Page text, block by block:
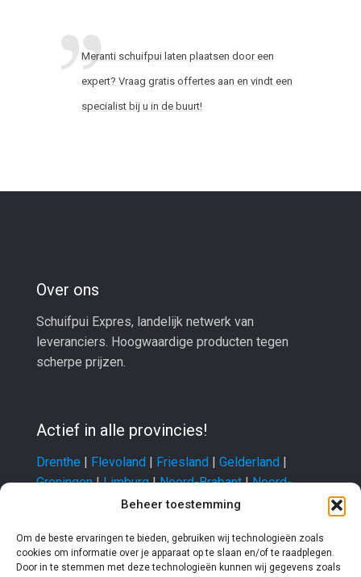
Beheer toestemming
Om de beste ervaringen te bieden, gebruiken wij technologieën zoals
cookies om informatie over je apparaat op te slaan en/of te raadplegen.
Door in te stemmen met deze technologieën kunnen wij gegevens zoals
Meranti schuifpui laten plaatsen door een
expert? Vraag gratis offertes aan en vindt een
specialist bij u in de buurt!
Over ons
Schuifpui Expres, landelijk netwerk van
leveranciers. Hoogwaardige producten tegen
scherpe prijzen.
Actief in alle provincies!
Drenthe | Flevoland | Friesland | Gelderland |
Groningen|Limburg|Noord-Brabant|Noord-
Overijssel|Utrecht|Zeeland